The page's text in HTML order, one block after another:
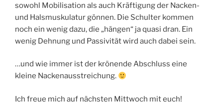
sowohl Mobilisation als auch Kräftigung der Nacken-
und Halsmuskulatur gönnen. Die Schulter kommen
noch ein wenig dazu, die „hängen“ ja quasi dran. Ein
wenig Dehnung und Passivität wird auch dabei sein.
…und wie immer ist der krönende Abschluss eine
kleine Nackenausstreichung.
Ich freue mich auf nächsten Mittwoch mit euch!